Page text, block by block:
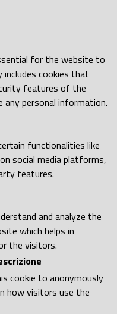
for the website to
includes cookies that
features of the
personal information.
functionalities like
social media platforms,
features.
and analyze the
which helps in
the visitors.
cookie to anonymously
how visitors use the